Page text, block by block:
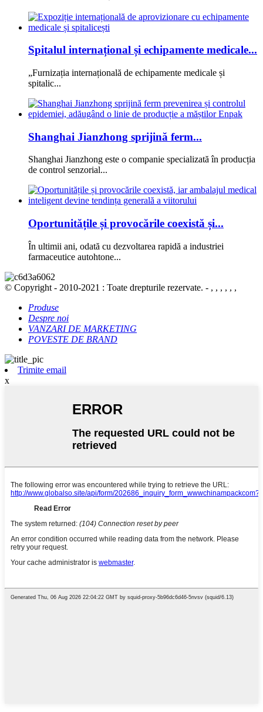
Spitalul internațional și echipamente medicale...
„Furnizația internațională de echipamente medicale și
spitalic...
Shanghai Jianzhong sprijină ferm...
Shanghai Jianzhong este o companie specializată în producția
de control senzorial...
Oportunitățile și provocările coexistă și...
În ultimii ani, odată cu dezvoltarea rapidă a industriei
farmaceutice autohtone...
© Copyright - 2010-2021 : Toate drepturile rezervate. - , , , , , ,
Produse
Despre noi
VANZARI DE MARKETING
POVESTE DE BRAND
Trimite email
x